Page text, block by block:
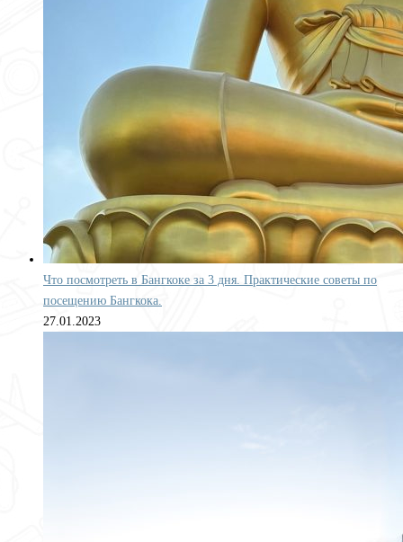
Что посмотреть в Бангкоке за 3 дня. Практические советы по
посещению Бангкока.
27.01.2023